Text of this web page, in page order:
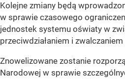
Kolejne zmiany będą
w sprawie czasowego
jednostek systemu oświaty w
przeciwdziałaniem i
Znowelizowane zostanie
Narodowej w sprawie